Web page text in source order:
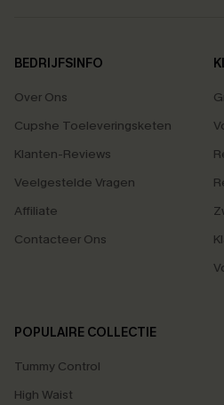
BEDRIJFSINFO
Over Ons
Cupshe Toeleveringsketen
Klanten-Reviews
Veelgestelde Vragen
Affiliate
Contacteer Ons
POPULAIRE COLLECTIE
Tummy Control
High Waist